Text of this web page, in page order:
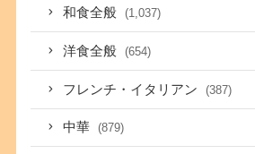
和食全般 (1,037)
洋食全般 (654)
フレンチ・イタリアン (387)
中華 (879)